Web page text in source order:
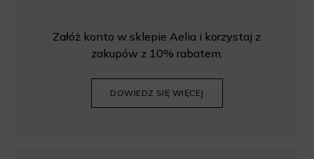
Załóż konto w sklepie Aelia i korzystaj z
zakupów z 10% rabatem.
DOWIEDZ SIĘ WIĘCEJ